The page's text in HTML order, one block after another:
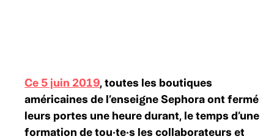
Ce 5 juin 2019, toutes les boutiques
américaines de l’enseigne Sephora ont fermé
leurs portes une heure durant, le temps d’une
formation de tou·te·s les collaborateurs et